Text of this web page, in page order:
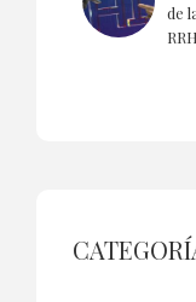
de